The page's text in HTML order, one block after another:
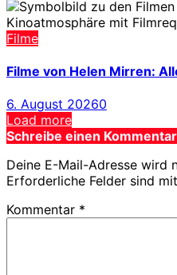
Filme
Filme von Helen Mirren:
6. August 20260
Load more
Schreibe einen Kommentar
Deine E-Mail-Adresse wird
Erforderliche Felder sind mit
Kommentar *